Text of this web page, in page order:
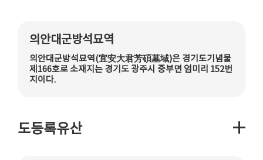
의안대군방석묘역
의안대군방석묘역(宜安大君芳碩墓域)은 경기도기념물
제166호로 소재지는 경기도 광주시 중부면 엄미리 152번
지이다.
도등록유산